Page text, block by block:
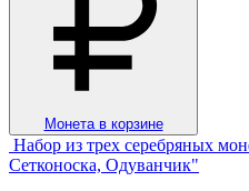
Монета в корзине
Набор из трех серебряных
Сетконоска, Одуванчик"